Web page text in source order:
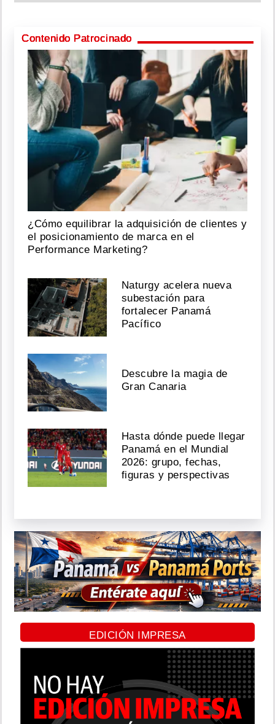
Contenido Patrocinado
¿Cómo equilibrar la adquisición de clientes y
el posicionamiento de marca en el
Performance Marketing?
Naturgy acelera nueva
subestación para
fortalecer Panamá
Pacífico
Descubre la magia de
Gran Canaria
Hasta dónde puede llegar
Panamá en el Mundial
2026: grupo, fechas,
figuras y perspectivas
EDICIÓN IMPRESA